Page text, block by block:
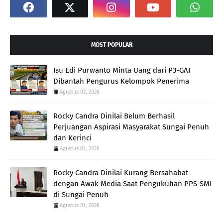
MOST POPULAR
Isu Edi Purwanto Minta Uang dari P3-GAI
Dibantah Pengurus Kelompok Penerima
Agustus 02, 2026
Rocky Candra Dinilai Belum Berhasil
Perjuangan Aspirasi Masyarakat Sungai Penuh
dan Kerinci
Agustus 01, 2026
Rocky Candra Dinilai Kurang Bersahabat
dengan Awak Media Saat Pengukuhan PPS-SMI
di Sungai Penuh
Agustus 01, 2026